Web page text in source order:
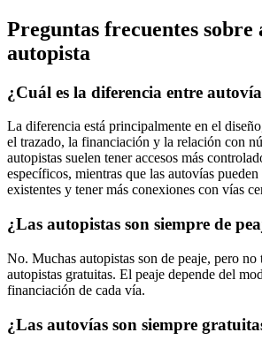
Preguntas frecuentes sobre
autopista
¿Cuál es la diferencia entre
La diferencia está principalmente en el
el trazado, la financiación y la relación con
autopistas suelen tener accesos más
específicos, mientras que las autovías
existentes y tener más conexiones con vías
¿Las autopistas son siempre de
No. Muchas autopistas son de peaje, pero no
autopistas gratuitas. El peaje depende del
financiación de cada vía.
¿Las autovías son siempre